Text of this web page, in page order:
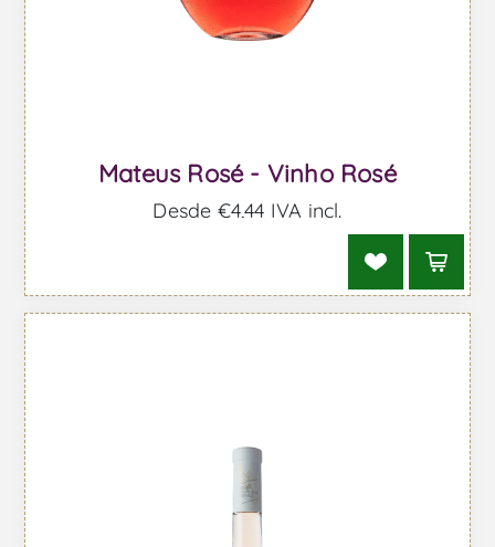
Mateus Rosé - Vinho Rosé
Desde €4,44 IVA incl.